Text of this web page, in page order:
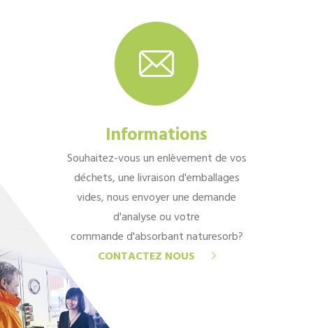
Informations
Souhaitez-vous un enlèvement de vos
déchets, une livraison d'emballages
vides, nous envoyer une demande
d'analyse ou votre
commande d'absorbant naturesorb?
CONTACTEZ NOUS